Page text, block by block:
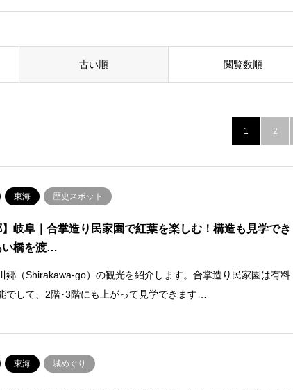
古い順 閲覧数順
1 2
東海 歴史スポット
】岐阜｜合掌造り民家園で紅葉を楽しむ！構造も見学でき
い橋を渡…
郷（Shirakawa-go）の観光を紹介します。合掌造り民家園は有料
でして、2階･3階にも上がって見学できます…
東海 城めぐり